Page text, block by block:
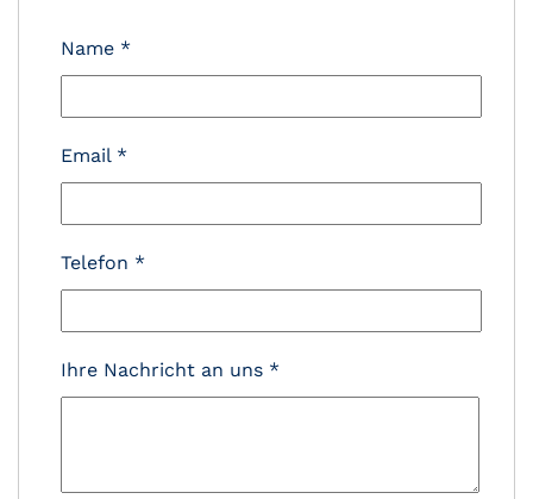
Name *
Email *
Telefon *
Ihre Nachricht an uns *